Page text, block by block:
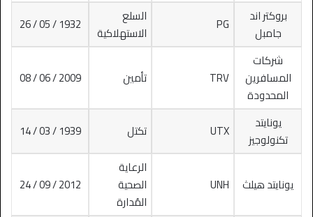
بروكتر اند
جامبل
PG
السلع
الاستهلاكية
1932 / 05 / 26
شركات
المسافرين
المحدودة
TRV تأمين 2009 / 06 / 08
يونايتد
تكنولوجيز
UTX تكتل 1939 / 03 / 14
يونايتد هيلث UNH
الرعاية
الصحية
المُدارة
2012 / 09 / 24